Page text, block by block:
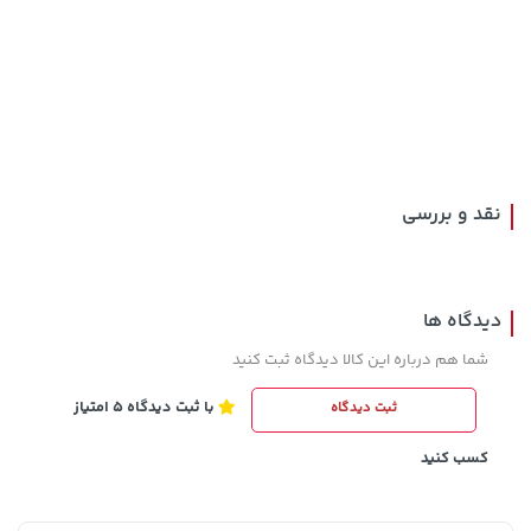
169,900 تومان خرید
4,279,000 تومان
نقد و بررسی
دیدگاه ها
شما هم درباره این کالا دیدگاه ثبت کنید
ثبت دیدگاه با ثبت دیدگاه 5 امتیاز
کسب کنید